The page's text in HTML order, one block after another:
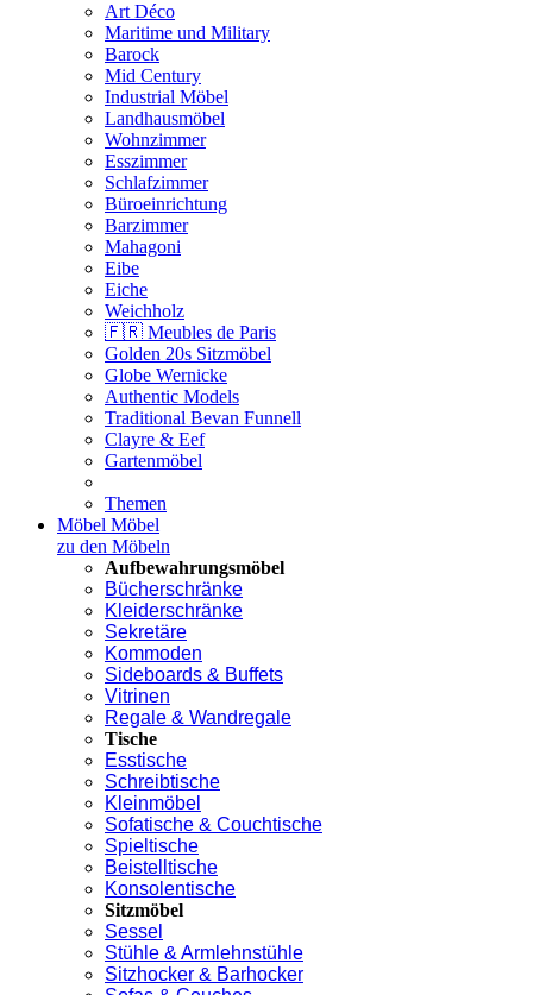
Art Déco
Maritime und Military
Barock
Mid Century
Industrial Möbel
Landhausmöbel
Wohnzimmer
Esszimmer
Schlafzimmer
Büroeinrichtung
Barzimmer
Mahagoni
Eibe
Eiche
Weichholz
🇫🇷 Meubles de Paris
Golden 20s Sitzmöbel
Globe Wernicke
Authentic Models
Traditional Bevan Funnell
Clayre & Eef
Gartenmöbel
Themen
Möbel Möbel
zu den Möbeln
Aufbewahrungsmöbel
Bücherschränke
Kleiderschränke
Sekretäre
Kommoden
Sideboards & Buffets
Vitrinen
Regale & Wandregale
Tische
Esstische
Schreibtische
Kleinmöbel
Sofatische & Couchtische
Spieltische
Beistelltische
Konsolentische
Sitzmöbel
Sessel
Stühle & Armlehnstühle
Sitzhocker & Barhocker